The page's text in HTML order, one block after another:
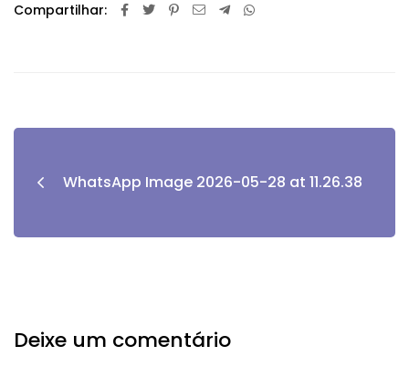
Compartilhar:
WhatsApp Image 2026-05-28 at 11.26.38
Deixe um comentário